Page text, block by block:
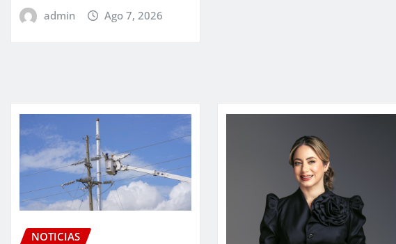
admin Ago 7, 2026
NOTICIAS